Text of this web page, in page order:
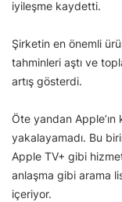
iyileşme kaydetti.
Şirketin en önemli
tahminleri aştı ve
artış gösterdi.
Öte yandan Apple’ın
yakalayamadı. Bu
Apple TV+ gibi
anlaşma gibi arama
içeriyor.